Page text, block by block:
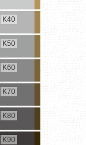
K40
K50
K60
K70
K80
K90